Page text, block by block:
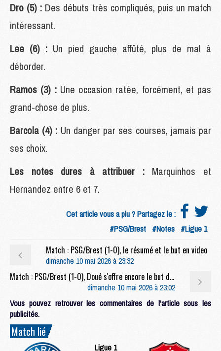
Dro (5) : Des débuts très compliqués, puis un match
intéressant.
Lee (6) : Un pied gauche affûté, plus de mal à
déborder.
Ramos (3) : Une occasion ratée, forcément, et pas
grand-chose de plus.
Barcola (4) : Un danger par ses courses, jamais par
ses choix.
Les notes dures à attribuer : Marquinhos et
Hernandez entre 6 et 7.
Cet article vous a plu ? Partagez le :
#PSG/Brest #Notes #Ligue 1
Match : PSG/Brest (1-0), le résumé et le but en video
dimanche 10 mai 2026 à 23:32
Match : PSG/Brest (1-0), Doué s'offre encore le but du titre
dimanche 10 mai 2026 à 23:02
Vous pouvez retrouver les commentaires de l'article sous les
publicités.
Match lié
Ligue 1